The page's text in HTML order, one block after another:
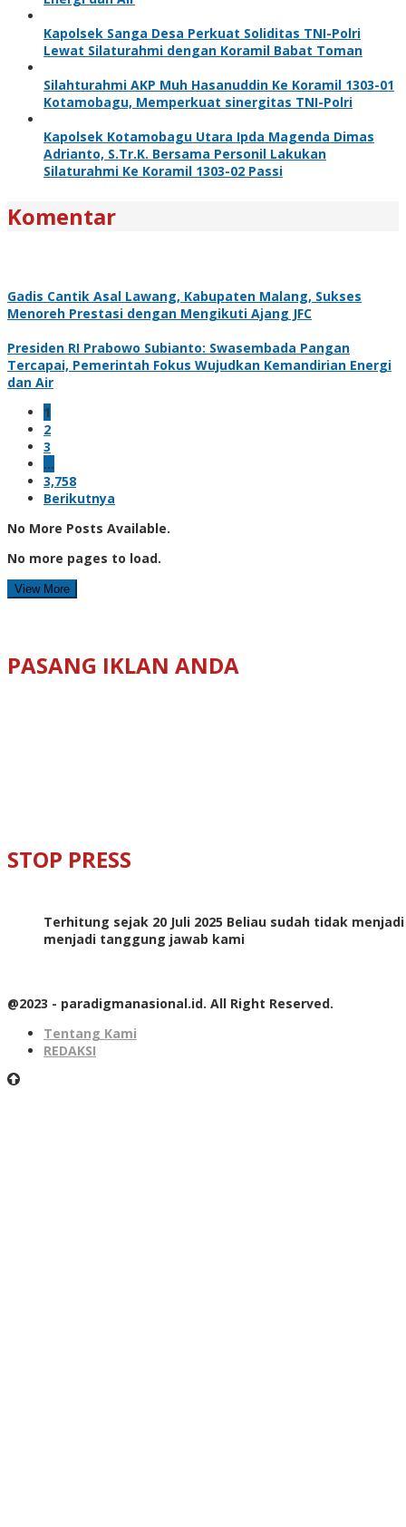
Kapolsek Sanga Desa Perkuat Soliditas TNI-Polri
Lewat Silaturahmi dengan Koramil Babat Toman
Silahturahmi AKP Muh Hasanuddin Ke Koramil 1303-01
Kotamobagu, Memperkuat sinergitas TNI-Polri
Kapolsek Kotamobagu Utara Ipda Magenda Dimas
Adrianto, S.Tr.K. Bersama Personil Lakukan
Silaturahmi Ke Koramil 1303-02 Passi
Komentar
Gadis Cantik Asal Lawang, Kabupaten Malang, Sukses
Menoreh Prestasi dengan Mengikuti Ajang JFC
Presiden RI Prabowo Subianto: Swasembada Pangan
Tercapai, Pemerintah Fokus Wujudkan Kemandirian Energi
dan Air
1
2
3
…
3,758
Berikutnya
No More Posts Available.
No more pages to load.
View More
PASANG IKLAN ANDA
STOP PRESS
Terhitung sejak 20 Juli 2025 Beliau sudah tidak
menjadi tanggung jawab kami
@2023 - paradigmanasional.id. All Right Reserved.
Tentang Kami
REDAKSI